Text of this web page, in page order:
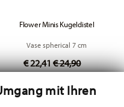
mit Ihren
Flower Minis Kugeldistel
Vase spherical 7 cm
€ 22,41Price reduced
€ 24,90to